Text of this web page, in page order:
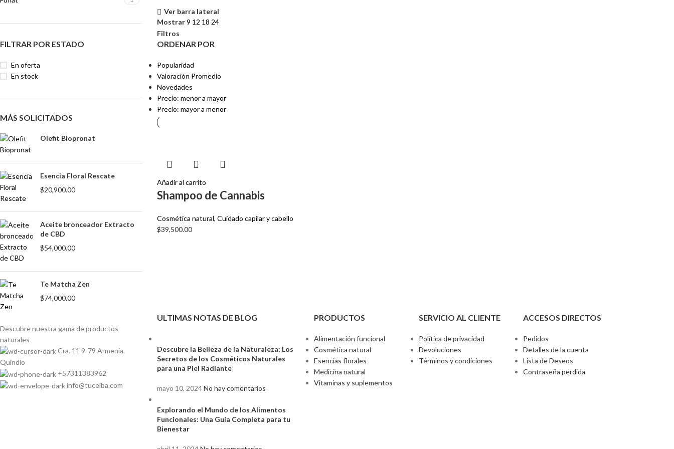
FILTRAR POR ESTADO
En oferta
En stock
MÁS SOLICITADOS
Olefit Biopronat
Esencia Floral Rescate
$20,900.00
Aceite bronceador Extracto
de CBD
$54,000.00
Te Matcha Zen
$74,000.00
Ver barra lateral
Mostrar9 12 18 24
Filtros
ORDENAR POR
Popularidad
Valoración Promedio
Novedades
Precio: menor a mayor
Precio: mayor a menor
Añadir al carrito
Shampoo de Cannabis
Cosmética natural, Cuidado capilar y cabello
$39,500.00
Descubre nuestra gama deproductos
naturales
Cra. 11 9-79 Armenia,
Quindío
+57311383962
info@tuceiba.com
ULTIMAS NOTAS DE BLOG
Descubre la Belleza de la Naturaleza: Los
Secretos de los Cosméticos Naturales
para una Piel Radiante
mayo 10, 2024No hay comentarios
Explorando el Mundo de los Alimentos
Funcionales: Una Guía Completa para tu
Bienestar
PRODUCTOS
Alimentación funcional
Cosmética natural
Esencias florales
Medicina natural
Vitaminas y suplementos
SERVICIO AL CLIENTE
Política de privacidad
Devoluciones
Términos y condiciones
ACCESOS DIRECTOS
Pedidos
Detalles de la cuenta
Lista de Deseos
Contraseña perdida